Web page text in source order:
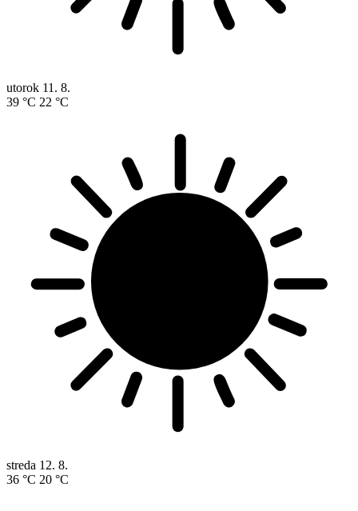
utorok 11. 8.
39 °C 22 °C
streda 12. 8.
36 °C 20 °C